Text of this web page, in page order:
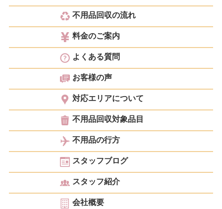
不用品回収の流れ
料金のご案内
よくある質問
お客様の声
対応エリアについて
不用品回収対象品目
不用品の行方
スタッフブログ
スタッフ紹介
会社概要